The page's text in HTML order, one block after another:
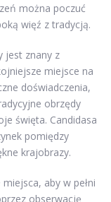
można poczuć
więź z tradycją.
jest znany z
miejsce na
doświadczenia,
obrzędy
święta. Candidasa
pomiędzy
krajobrazy.
aby w pełni
obserwację